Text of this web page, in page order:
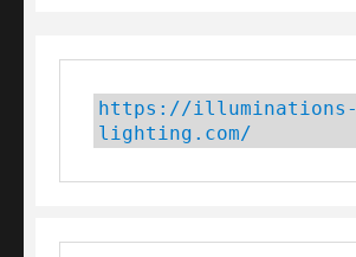
https://illuminations-
lighting.com/